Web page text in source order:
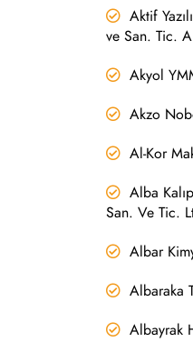
Aktif
ve San. Tic.
Akyol
Akzo
Al-Kor
Alba
San. Ve Tic.
Albar
Albaraka
Albayrak